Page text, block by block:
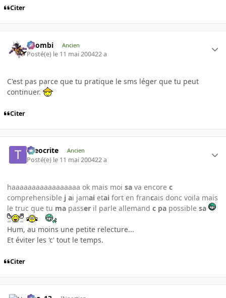
Citer
XZombi Ancien
Posté(e) le 11 mai 200422 a
C'est pas parce que tu pratique le sms léger que tu peut
continuer.
Citer
theocrite Ancien
Posté(e) le 11 mai 200422 a
haaaaaaaaaaaaaaaaa ok mais moi sa va encore c
comprehensible j ai jamai etai fort en francais donc voila mais
le truc que tu ma passer il parle allemand c pa possible sa
Hum, au moins une petite relecture...
Et éviter les 'c' tout le temps.
Citer